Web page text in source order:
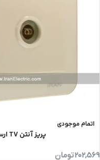
اتمام موجودی
پریز آنتن TV ارس کرم
202,569تومان